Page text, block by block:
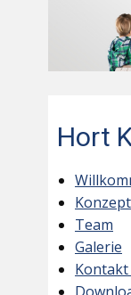
Hort
Konzept
Team
Galerie
Kontakt